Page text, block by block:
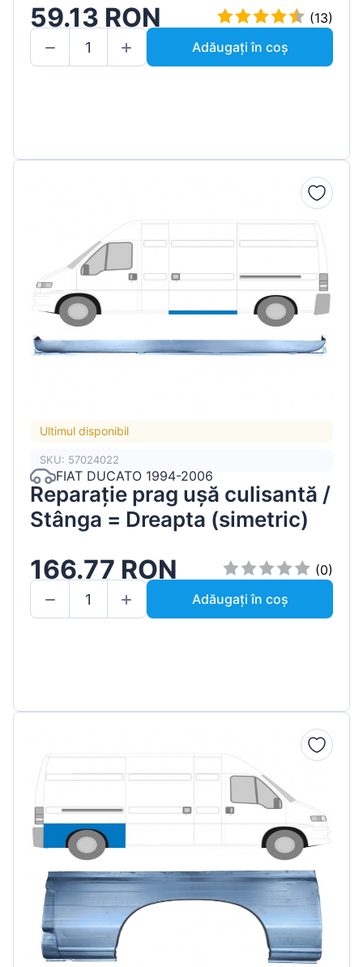
59.13 RON
(13)
Adăugați în coș
Ultimul disponibil
SKU: 57024022
FIAT DUCATO 1994-2006
Reparație prag ușă culisantă /
Stânga = Dreapta (simetric)
166.77 RON
(0)
Adăugați în coș